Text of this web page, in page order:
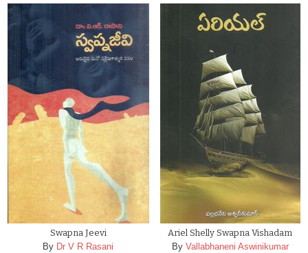
Swapna Jeevi
By Dr V R Rasani
Ariel Shelly Swapna Vishadam
By Vallabhaneni Aswinikumar